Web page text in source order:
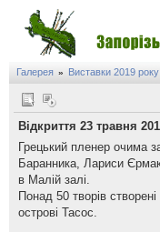
Галерея » Виставки 2019 року
Відкриття 23 травня
Грецький пленер очима
Баранника, Лариси
в Малій залі.
Понад 50 творів
острові Тасос.